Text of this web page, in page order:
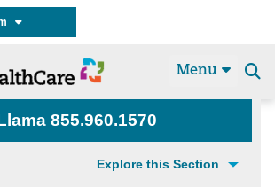
Menu
855.960.1570
Explore this Section